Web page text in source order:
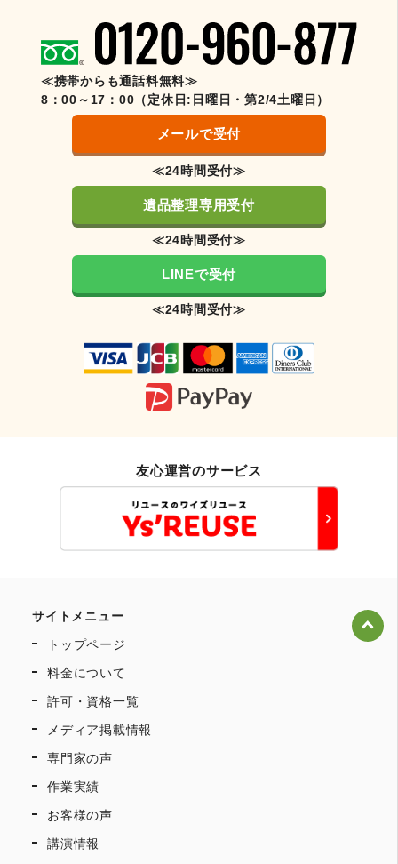
≪携帯からも通話料無料≫
8：00～17：00（定休日:日曜日・第2/4土曜日）
メールで受付
≪24時間受付≫
遺品整理専用受付
≪24時間受付≫
LINEで受付
≪24時間受付≫
友心運営のサービス
サイトメニュー
トップページ
料金について
許可・資格一覧
メディア掲載情報
専門家の声
作業実績
お客様の声
講演情報